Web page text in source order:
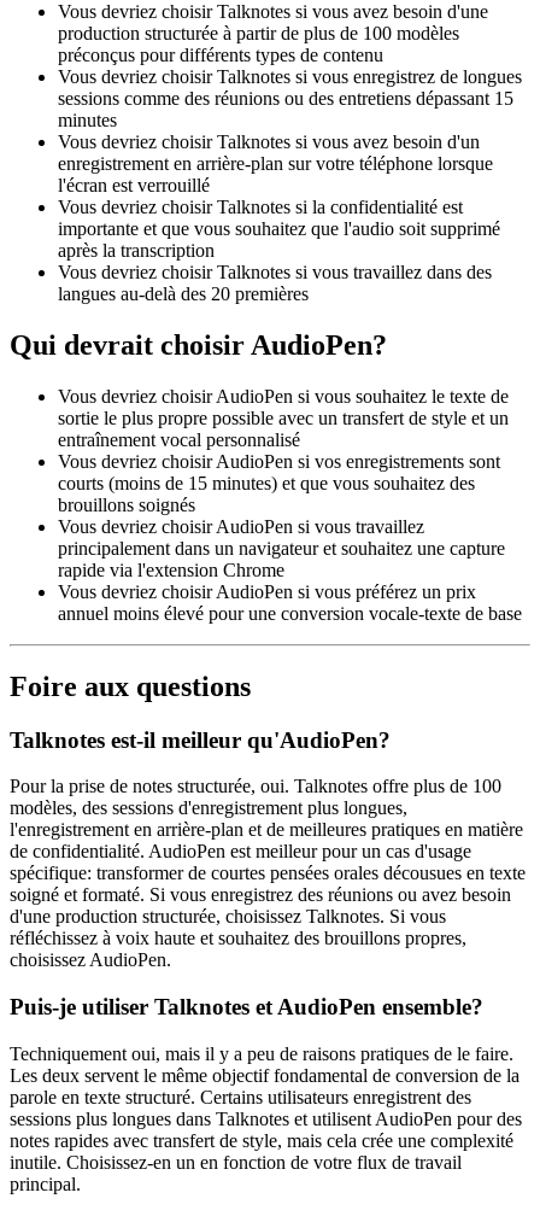
Vous devriez choisir Talknotes si vous avez besoin d'une
production structurée à partir de plus de 100 modèles
préconçus pour différents types de contenu
Vous devriez choisir Talknotes si vous enregistrez de longues
sessions comme des réunions ou des entretiens dépassant 15
minutes
Vous devriez choisir Talknotes si vous avez besoin d'un
enregistrement en arrière-plan sur votre téléphone lorsque
l'écran est verrouillé
Vous devriez choisir Talknotes si la confidentialité est
importante et que vous souhaitez que l'audio soit supprimé
après la transcription
Vous devriez choisir Talknotes si vous travaillez dans des
langues au-delà des 20 premières
Qui devrait choisir AudioPen?
Vous devriez choisir AudioPen si vous souhaitez le texte de
sortie le plus propre possible avec un transfert de style et un
entraînement vocal personnalisé
Vous devriez choisir AudioPen si vos enregistrements sont
courts (moins de 15 minutes) et que vous souhaitez des
brouillons soignés
Vous devriez choisir AudioPen si vous travaillez
principalement dans un navigateur et souhaitez une capture
rapide via l'extension Chrome
Vous devriez choisir AudioPen si vous préférez un prix
annuel moins élevé pour une conversion vocale-texte de base
Foire aux questions
Talknotes est-il meilleur qu'AudioPen?
Pour la prise de notes structurée, oui. Talknotes offre plus de 100
modèles, des sessions d'enregistrement plus longues,
l'enregistrement en arrière-plan et de meilleures pratiques en matière
de confidentialité. AudioPen est meilleur pour un cas d'usage
spécifique: transformer de courtes pensées orales décousues en texte
soigné et formaté. Si vous enregistrez des réunions ou avez besoin
d'une production structurée, choisissez Talknotes. Si vous
réfléchissez à voix haute et souhaitez des brouillons propres,
choisissez AudioPen.
Puis-je utiliser Talknotes et AudioPen ensemble?
Techniquement oui, mais il y a peu de raisons pratiques de le faire.
Les deux servent le même objectif fondamental de conversion de la
parole en texte structuré. Certains utilisateurs enregistrent des
sessions plus longues dans Talknotes et utilisent AudioPen pour des
notes rapides avec transfert de style, mais cela crée une complexité
inutile. Choisissez-en un en fonction de votre flux de travail
principal.